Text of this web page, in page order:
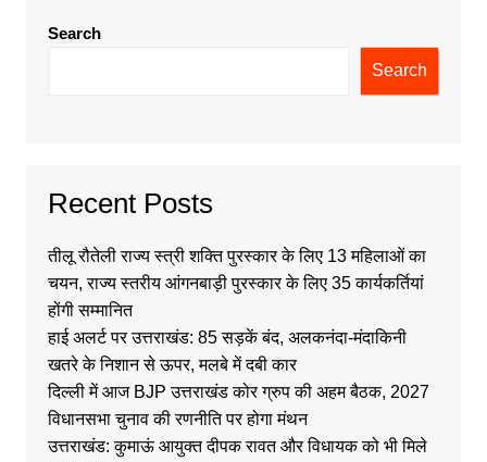
Search
Search
Recent Posts
तीलू रौतेली राज्य स्त्री शक्ति पुरस्कार के लिए 13 महिलाओं का
चयन, राज्य स्तरीय आंगनबाड़ी पुरस्कार के लिए 35 कार्यकर्तियां
होंगी सम्मानित
हाई अलर्ट पर उत्तराखंड: 85 सड़कें बंद, अलकनंदा-मंदाकिनी
खतरे के निशान से ऊपर, मलबे में दबी कार
दिल्ली में आज BJP उत्तराखंड कोर ग्रुप की अहम बैठक, 2027
विधानसभा चुनाव की रणनीति पर होगा मंथन
उत्तराखंड: कुमाऊं आयुक्त दीपक रावत और विधायक को भी मिले